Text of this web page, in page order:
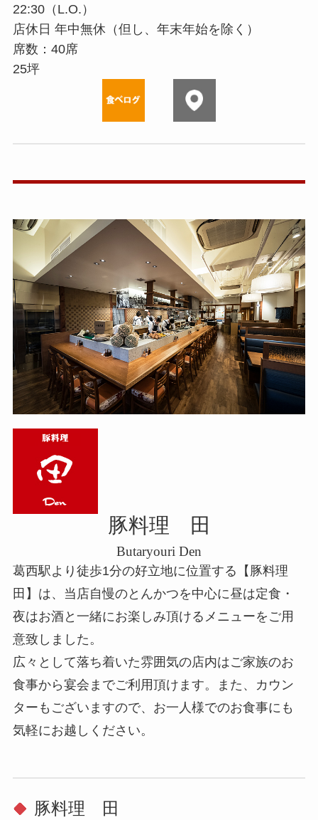
22:30（L.O.）
店休⽇ 年中無休（但し、年末年始を除く）
席数：40席
25坪
豚料理 田
Butaryouri Den
葛西駅より徒歩1分の好立地に位置する【豚料理
田】は、当店自慢のとんかつを中心に昼は定食・
夜はお酒と一緒にお楽しみ頂けるメニューをご用
意致しました。
広々として落ち着いた雰囲気の店内はご家族のお
食事から宴会までご利用頂けます。また、カウン
ターもございますので、お一人様でのお食事にも
気軽にお越しください。
豚料理 田